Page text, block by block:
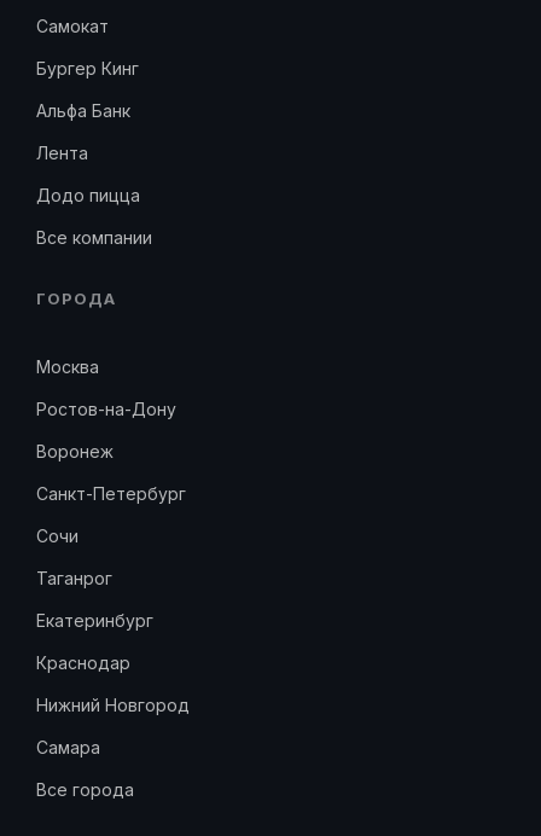
Самокат
Бургер Кинг
Альфа Банк
Лента
Додо пицца
Все компании
ГОРОДА
Москва
Ростов-на-Дону
Воронеж
Санкт-Петербург
Сочи
Таганрог
Екатеринбург
Краснодар
Нижний Новгород
Самара
Все города